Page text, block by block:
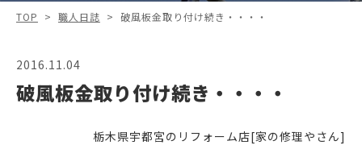
TOP > 職人日誌 > 破風板金取り付け続き・・・・
2016.11.04
破風板金取り付け続き・・・・
栃木県宇都宮のリフォーム店[家の修理やさん]